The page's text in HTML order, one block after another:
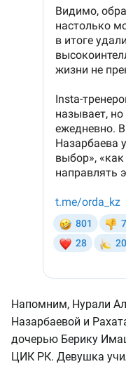
Напомним, Нурали
Назарбаевой и
дочерью Берику
ЦИК РК. Девушка